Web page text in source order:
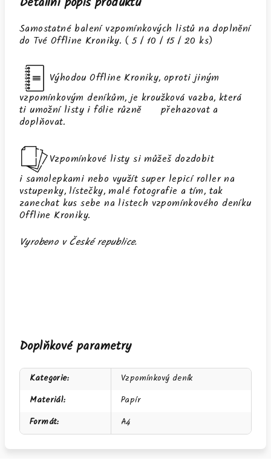
Detailní popis produktu
Samostatné balení vzpomínkových listů na doplnění
do Tvé Offline Kroniky. ( 5 / 10 / 15 / 20 ks)
Výhodou Offline Kroniky, oproti jiným
vzpomínkovým deníkům, je kroužková vazba, která
ti umožní listy i fólie různě přehazovat a
doplňovat.
Vzpomínkové listy si můžeš dozdobit
i samolepkami nebo využítsuper lepicí rollerna
vstupenky, lístečky, malé fotografie a tím, tak
zanechat kus sebe na listech vzpomínkového deníku
Offline Kroniky.
Vyrobeno v České republice.
Doplňkové parametry
Kategorie:
Vzpomínkový deník
Materiál:
Papír
Formát: A4